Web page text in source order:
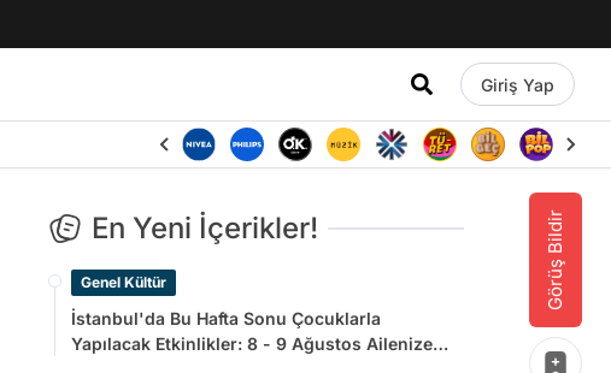
Giriş Yap
Görüş Bildir
En Yeni İçerikler!
Genel Kültür
İstanbul'da Bu Hafta Sonu Çocuklarla
Yapılacak Etkinlikler: 8 - 9 Ağustos Ailenize